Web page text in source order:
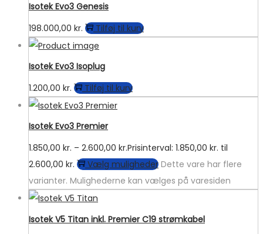
Isotek Evo3 Genesis
198.000,00 kr. Tilføj til kurv
Isotek Evo3 Isoplug
1.200,00 kr. Tilføj til kurv
Isotek Evo3 Premier
1.850,00 kr. – 2.600,00 kr.Prisinterval: 1.850,00 kr. til
2.600,00 kr.
Vælg muligheder Dette vare har flere
varianter. Mulighederne kan vælges på varesiden
Isotek V5 Titan inkl. Premier C19 strømkabel